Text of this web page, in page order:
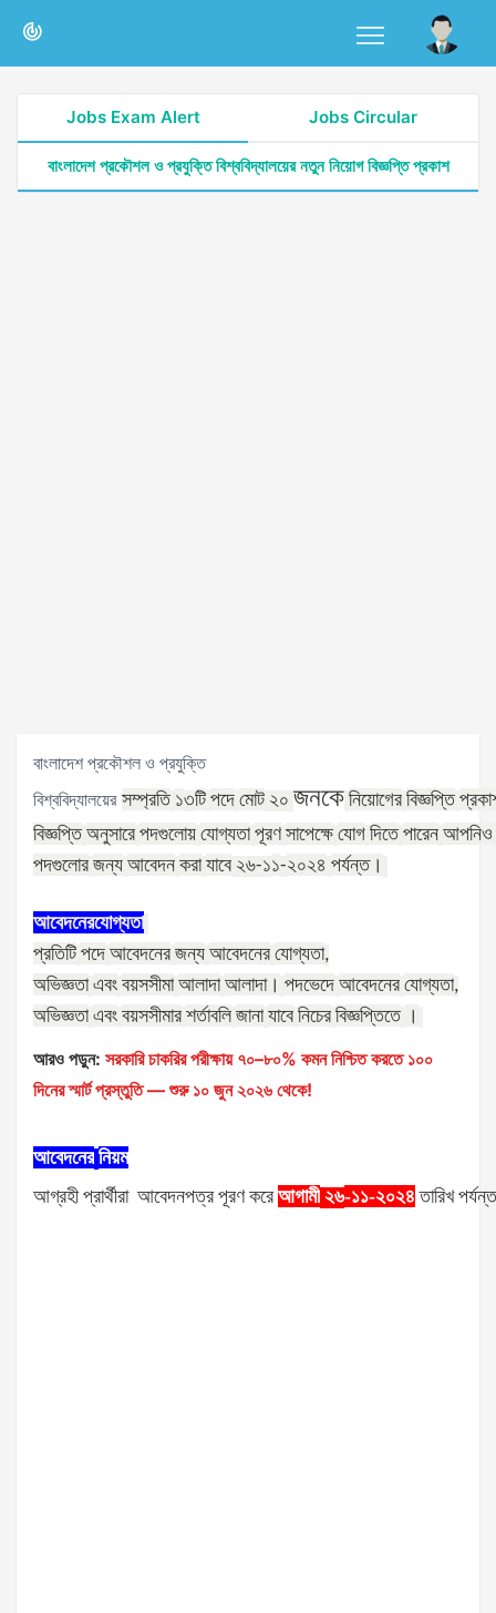
Jobs Exam Alert Jobs Circular
বাংলাদেশ প্রকৌশল ও প্রযুক্তি বিশ্ববিদ্যালয়ের নতুন নিয়োগ বিজ্ঞপ্তি প্রকাশ
বাংলাদেশ প্রকৌশল ও প্রযুক্তি
বিশ্ববিদ্যালয়ের সম্প্রতি ১৩টি পদে মোট ২০ জনকে নিয়োগের বিজ্ঞপ্তি
বিজ্ঞপ্তি অনুসারে পদগুলোয় যোগ্যতা পূরণ সাপেক্ষে যোগ দিতে পারেন
পদগুলোর জন্য আবেদন করা যাবে ২৬-১১-২০২৪ পর্যন্ত।
আবেদনেরযোগ্যতা
প্রতিটি পদে আবেদনের জন্য আবেদনের যোগ্যতা,
অভিজ্ঞতা এবং বয়সসীমা আলাদা আলাদা। পদভেদে আবেদনের যোগ্যতা,
অভিজ্ঞতা এবং বয়সসীমার শর্তাবলি জানা যাবে নিচের বিজ্ঞপ্তিতে ।
আরও পড়ুন: সরকারি চাকরির পরীক্ষায় ৭০–৮০% কমন নিশ্চিত করতে ১০০
দিনের স্মার্ট প্রস্তুতি — শুরু ১০ জুন ২০২৬ থেকে!
আবেদনের নিয়ম
আগ্রহী প্রার্থীরা আবেদনপত্র পূরণ করে আগামী ২৬-১১-২০২৪ তারিখ পর্যন্ত